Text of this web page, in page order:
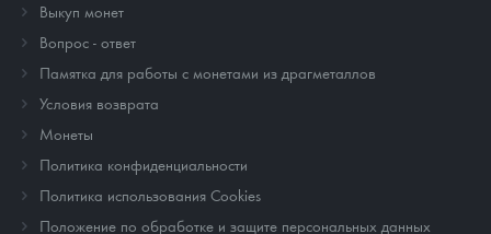
Выкуп монет
Вопрос - ответ
Памятка для работы с монетами из драгметаллов
Условия возврата
Монеты
Политика конфиденциальности
Политика использования Cookies
Положение по обработке и защите персональных данных